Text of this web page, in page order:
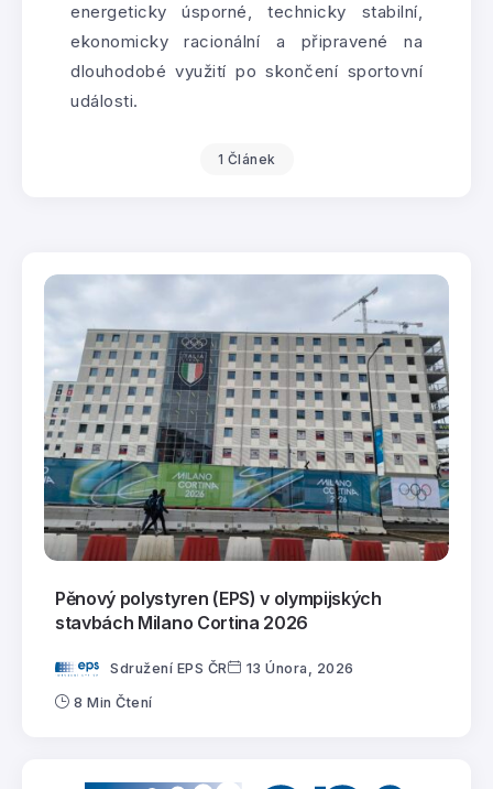
energeticky úsporné, technicky stabilní,
ekonomicky racionální a připravené na
dlouhodobé využití po skončení sportovní
události.
1 Článek
Pěnový polystyren (EPS) v olympijských
stavbách Milano Cortina 2026
Sdružení EPS ČR 13 Února, 2026
8 Min Čtení